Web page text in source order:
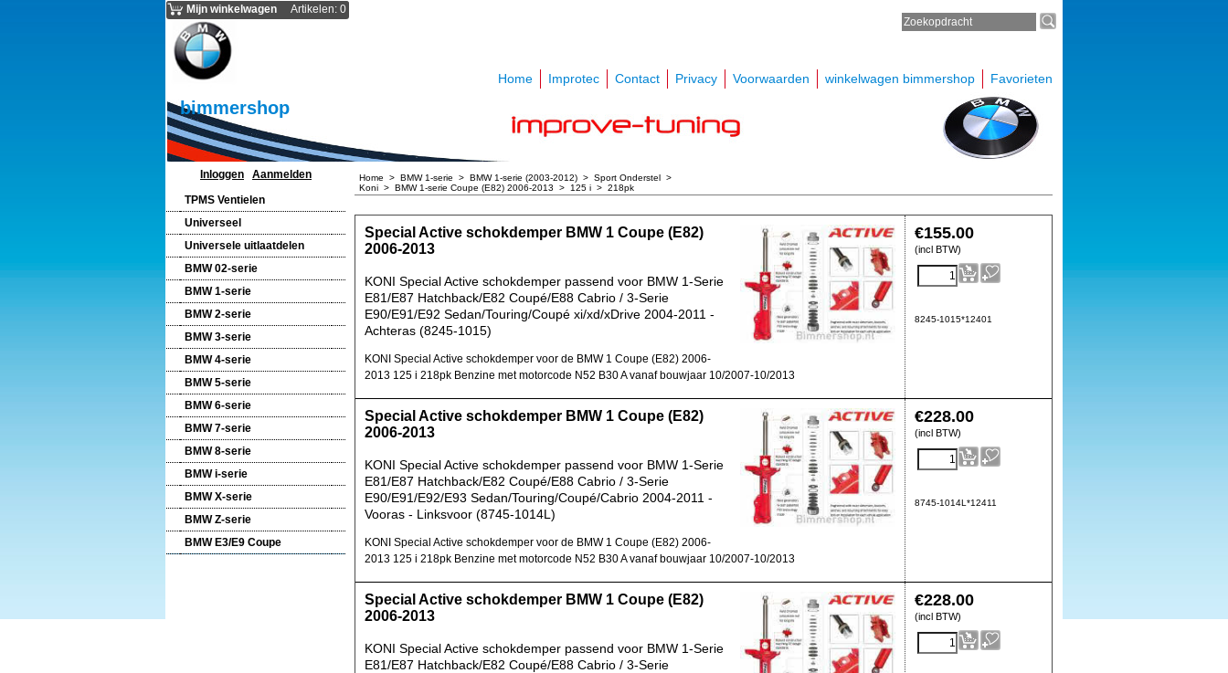
bimmershop
Mijn winkelwagen Artikelen: 0
Home Improtec Contact Privacy Voorwaarden winkelwagen bimmershop Favorieten
Inloggen
Aanmelden
TPMS Ventielen
Universeel
Universele uitlaatdelen
BMW 02-serie
BMW 1-serie
BMW 2-serie
BMW 3-serie
BMW 4-serie
BMW 5-serie
BMW 6-serie
BMW 7-serie
BMW 8-serie
BMW i-serie
BMW X-serie
BMW Z-serie
BMW E3/E9 Coupe
Home > BMW 1-serie > BMW 1-serie (2003-2012) > Sport Onderstel >
Koni > BMW 1-serie Coupe (E82) 2006-2013 > 125 i > 218pk
€155.00
(incl BTW)
8245-1015*12401
Special Active schokdemper BMW 1 Coupe (E82)
2006-2013
KONI Special Active schokdemper passend voor BMW 1-Serie
E81/E87 Hatchback/E82 Coupé/E88 Cabrio / 3-Serie
E90/E91/E92 Sedan/Touring/Coupé xi/xd/xDrive 2004-2011 -
Achteras (8245-1015)
KONI Special Active schokdemper voor de BMW 1 Coupe (E82) 2006-
2013 125 i 218pk Benzine met motorcode N52 B30 A vanaf bouwjaar 10/2007-10/2013
€228.00
(incl BTW)
8745-1014L*12411
Special Active schokdemper BMW 1 Coupe (E82)
2006-2013
KONI Special Active schokdemper passend voor BMW 1-Serie
E81/E87 Hatchback/E82 Coupé/E88 Cabrio / 3-Serie
E90/E91/E92/E93 Sedan/Touring/Coupé/Cabrio 2004-2011 -
Vooras - Linksvoor (8745-1014L)
KONI Special Active schokdemper voor de BMW 1 Coupe (E82) 2006-
2013 125 i 218pk Benzine met motorcode N52 B30 A vanaf bouwjaar 10/2007-10/2013
€228.00
(incl BTW)
Special Active schokdemper BMW 1 Coupe (E82)
2006-2013
KONI Special Active schokdemper passend voor BMW 1-Serie
E81/E87 Hatchback/E82 Coupé/E88 Cabrio / 3-Serie